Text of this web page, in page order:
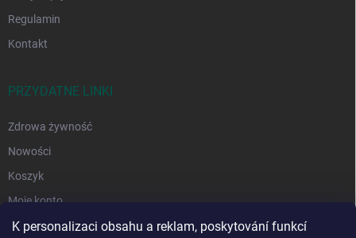
K personalizaci obsahu a reklam, poskytování funkcí
Regulamin
Kontakt
PRZYDATNE LINKI
Zdrowa żywność
Nowości
Koszyk
Moje konto